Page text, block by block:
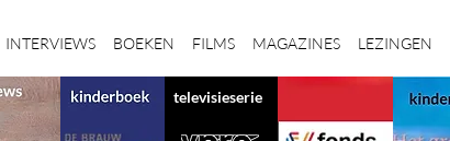
INTERVIEWS BOEKEN FILMS MAGAZINES LEZINGEN
televisieserie